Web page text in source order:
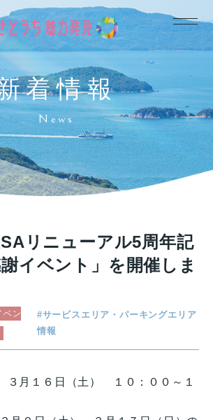
着情報
News
SAリニューアル5周年記
イベント」を開催しま
ベン
サービスエリア・パーキングエリア
情報
月１６日（土） １０：００～１